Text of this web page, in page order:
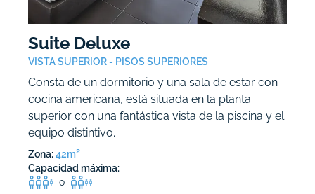
Suite Deluxe
VISTA SUPERIOR - PISOS SUPERIORES
Consta de un dormitorio y una sala de estar con
cocina americana, está situada en la planta
superior con una fantástica vista de la piscina y el
equipo distintivo.
Zona:42m2
Capacidad máxima:
o